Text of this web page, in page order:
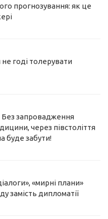
прогнозування: як це
годі толерувати
запровадження
через півстоліття
буде забути!
«мирні плани»
замість дипломатії